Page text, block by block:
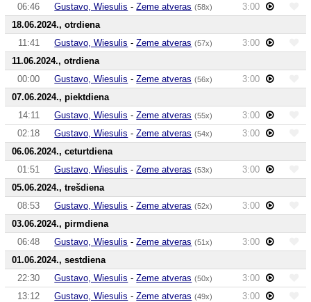
06:46
Gustavo, Wiesulis -Zeme atveras (58x)
3:00
18.06.2024., otrdiena
11:41
Gustavo, Wiesulis -Zeme atveras (57x)
3:00
11.06.2024., otrdiena
00:00
Gustavo, Wiesulis -Zeme atveras (56x)
3:00
07.06.2024., piektdiena
14:11
Gustavo, Wiesulis -Zeme atveras (55x)
3:00
02:18
Gustavo, Wiesulis -Zeme atveras (54x)
3:00
06.06.2024., ceturtdiena
01:51
Gustavo, Wiesulis -Zeme atveras (53x)
3:00
05.06.2024., trešdiena
08:53
Gustavo, Wiesulis -Zeme atveras (52x)
3:00
03.06.2024., pirmdiena
06:48
Gustavo, Wiesulis -Zeme atveras (51x)
3:00
01.06.2024., sestdiena
22:30
Gustavo, Wiesulis -Zeme atveras (50x)
3:00
13:12
Gustavo, Wiesulis -Zeme atveras (49x)
3:00